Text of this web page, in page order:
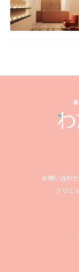
お問い合わせ
クリニ